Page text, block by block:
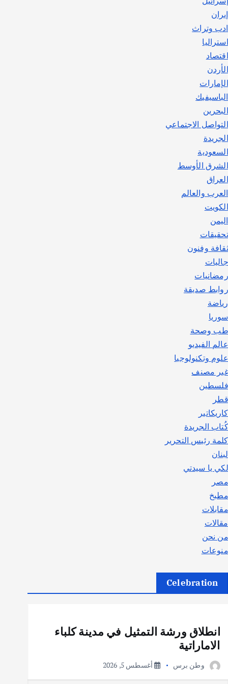
إيران
ادب وتراث
استراليا
اقتصاد
الأردن
الإمارات
الباسيفيك
البحرين
التواصل الاجتماعي
الجريدة
السعودية
الشرق الأوسط
العراق
العرب والعالم
الكويت
اليمن
تحقيقات
ثقافة وفنون
جاليات
رمضانيات
روابط صديقة
رياضة
سوريا
طب وصحة
عالم الفيديو
علوم وتكنولوجيا
غير مصنف
فلسطين
قطر
كاريكاتير
كُتاب الجريدة
كلمة رئيس التحرير
لبنان
لكي يا سيدتي
مصر
مطبخ
مقابلات
مقالات
من نحن
منوعات
Celebration
انطلاق ورشة التمثيل في مدينة كلباء
الاماراتية
وطن برس أغسطس 5, 2026